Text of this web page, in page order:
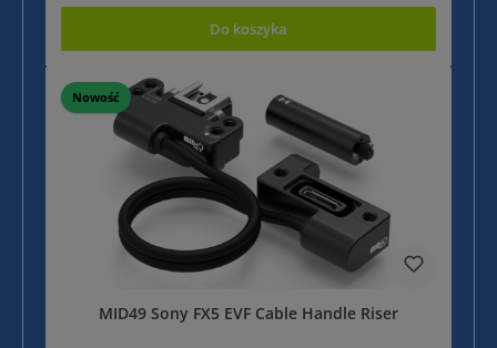
Do koszyka
Nowość
MID49 Sony FX5 EVF Cable Handle Riser